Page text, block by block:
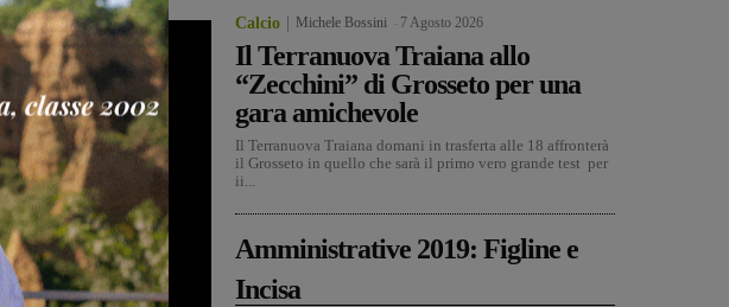
Calcio Michele Bossini 7 Agosto 2026
Il Terranuova Traiana allo
“Zecchini” di Grosseto per una
gara amichevole
Il Terranuova Traiana domani in trasferta alle 18 affronterà
il Grosseto in quello che sarà il primo vero grande test per
ii...
Amministrative 2019: Figline e
Incisa